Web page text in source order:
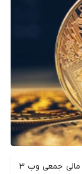
در حالی که در حال ایجاد امواج در فضای تامین مالی جمعی وب ۳